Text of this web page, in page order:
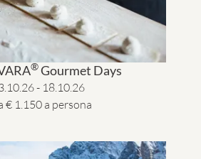
®Gourmet Days
- 18.10.26
€ 1.150 a persona